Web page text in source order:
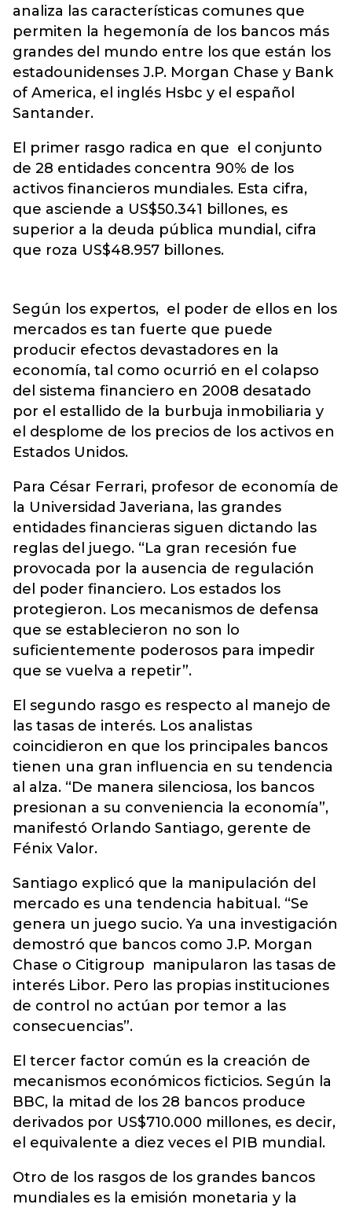
analiza las características comunes que
permiten la hegemonía de los bancos más
grandes del mundo entre los que están los
estadounidenses J.P. Morgan Chase y Bank
of America, el inglés Hsbc y el español
Santander.
El primer rasgo radica en que el conjunto
de 28 entidades concentra 90% de los
activos financieros mundiales. Esta cifra,
que asciende a US$50.341 billones, es
superior a la deuda pública mundial, cifra
que roza US$48.957 billones.
Según los expertos, el poder de ellos en los
mercados es tan fuerte que puede
producir efectos devastadores en la
economía, tal como ocurrió en el colapso
del sistema financiero en 2008 desatado
por el estallido de la burbuja inmobiliaria y
el desplome de los precios de los activos en
Estados Unidos.
Para César Ferrari, profesor de economía de
la Universidad Javeriana, las grandes
entidades financieras siguen dictando las
reglas del juego. “La gran recesión fue
provocada por la ausencia de regulación
del poder financiero. Los estados los
protegieron. Los mecanismos de defensa
que se establecieron no son lo
suficientemente poderosos para impedir
que se vuelva a repetir”.
El segundo rasgo es respecto al manejo de
las tasas de interés. Los analistas
coincidieron en que los principales bancos
tienen una gran influencia en su tendencia
al alza. “De manera silenciosa, los bancos
presionan a su conveniencia la economía”,
manifestó Orlando Santiago, gerente de
Fénix Valor.
Santiago explicó que la manipulación del
mercado es una tendencia habitual. “Se
genera un juego sucio. Ya una investigación
demostró que bancos como J.P. Morgan
Chase o Citigroup manipularon las tasas de
interés Libor. Pero las propias instituciones
de control no actúan por temor a las
consecuencias”.
El tercer factor común es la creación de
mecanismos económicos ficticios. Según la
BBC, la mitad de los 28 bancos produce
derivados por US$710.000 millones, es decir,
el equivalente a diez veces el PIB mundial.
Otro de los rasgos de los grandes bancos
mundiales es la emisión monetaria y la